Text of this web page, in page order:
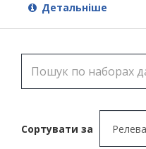
Детальніше
Сортувати за